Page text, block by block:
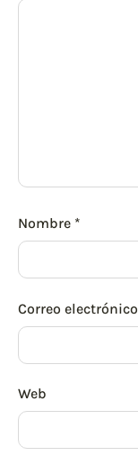
Nombre *
Correo electrónico
Web